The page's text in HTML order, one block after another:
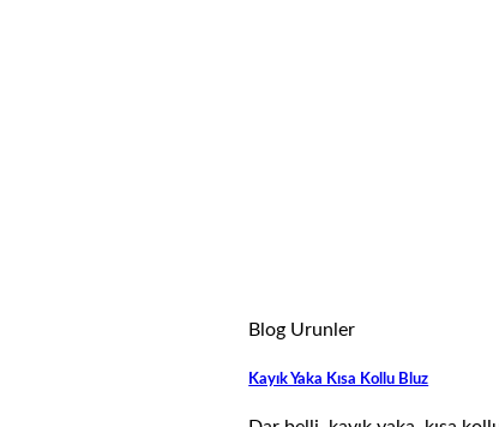
Blog Urunler
Kayık Yaka Kısa Kollu Bluz